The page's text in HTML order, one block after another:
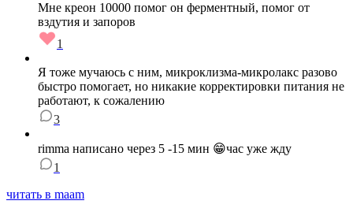
Мне креон 10000 помог он ферментный, помог от
вздутия и запоров
1
Я тоже мучаюсь с ним, микроклизма-микролакс разово
быстро помогает, но никакие корректировки питания не
работают, к сожалению
3
rimma написано через 5 -15 мин 😁час уже жду
1
читать в maam